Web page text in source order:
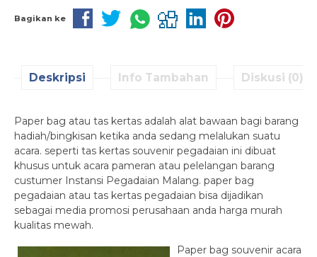
Bagikan ke
Deskripsi Info Tambahan Diskusi (0)
Paper bag atau tas kertas adalah alat bawaan bagi barang
hadiah/bingkisan ketika anda sedang melalukan suatu
acara. seperti tas kertas souvenir pegadaian ini dibuat
khusus untuk acara pameran atau pelelangan barang
custumer Instansi Pegadaian Malang. paper bag
pegadaian atau tas kertas pegadaian bisa dijadikan
sebagai media promosi perusahaan anda harga murah
kualitas mewah.
Paper bag souvenir acara